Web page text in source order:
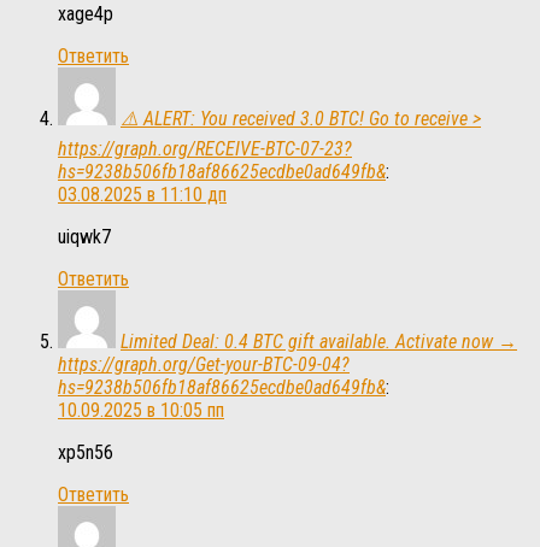
xage4p
Ответить
⚠️ ALERT: You received 3.0 BTC! Go to receive >
https://graph.org/RECEIVE-BTC-07-23?
hs=9238b506fb18af86625ecdbe0ad649fb&:
03.08.2025 в 11:10 дп
uiqwk7
Ответить
Limited Deal: 0.4 BTC gift available. Activate now →
https://graph.org/Get-your-BTC-09-04?
hs=9238b506fb18af86625ecdbe0ad649fb&:
10.09.2025 в 10:05 пп
xp5n56
Ответить